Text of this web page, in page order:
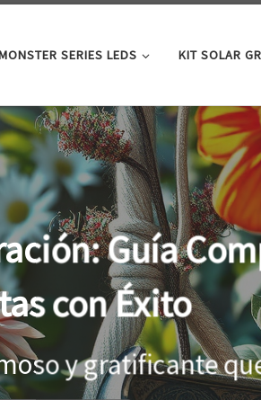
SERIES LEDS KIT SOLAR
Al